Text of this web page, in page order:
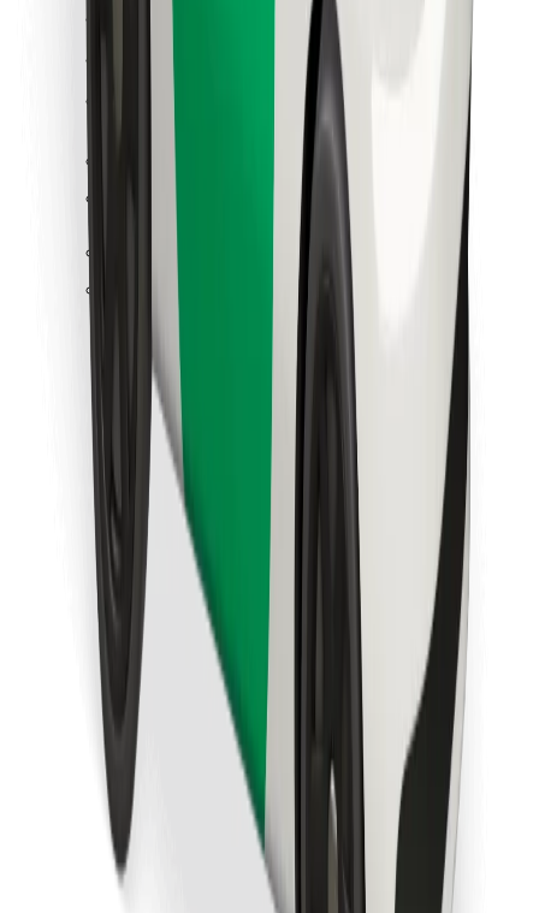
Uvjeti i odredbe
Sigurnost
Zatraži vožnju i putuj kroz nekoliko minuta!
Preuzmi aplikaciju Bolt
Pronađi svoje najdraže jelo!
Preuzmi aplikaciju Bolt Food